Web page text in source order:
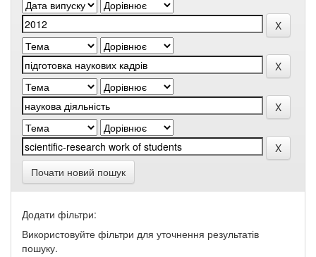
Почати новий пошук
Додати фільтри:
Використовуйте фільтри для уточнення результатів
пошуку.